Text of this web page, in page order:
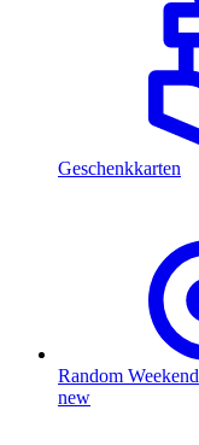
Geschenkkarten
Random Weekend
new